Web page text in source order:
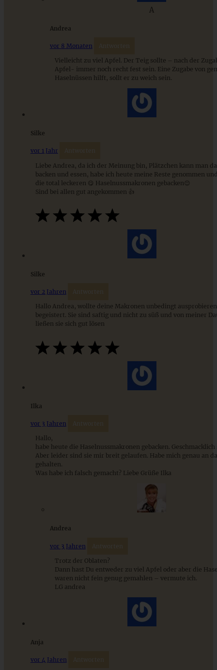
Einfache Cranberry-Orangen-Plätzchen – fruchtig,
buttrig, perfekt für die Winterzeit
Nikolaus-Plätzchen – Santa Claus Cookies
Cinnamon Roll Cookies – Zimtschnecken-Plätzchen
Cremiges Lemon Posset - die einfachste Zitronencreme in
nur 10 Minuten
ZUM BEITRAG
Stracciatella-Quarkcreme mit Kirschgrütze - einfaches
Dessert im Glas
Mediterran gewürztes Gemüse auf cremigem Tahini-
A
Andrea
vor 8 Monaten Antworten
Vielleicht zu viel Apfel. Der Teig sollte – nach der
Apfel- immer noch recht fest sein. Eine Zugabe von
Haselnüssen hilft, sollt er zu weich sein.
Silke
vor 1 Jahr Antworten
Liebe Andrea, da ich der Meinung bin, Plätzchen kann man
backen und essen, habe ich heute meine Reste genommen
die total leckeren 😋 Haselnussmakronen gebacken😊
Sind bei allen gut angekommen 👍
Silke
vor 2 Jahren Antworten
Hallo Andrea, wollte deine Makronen unbedingt
begeistert. Sie sind saftig und nicht zu süß und von meiner
ließen sie sich gut lösen
Ilka
vor 3 Jahren Antworten
Hallo,
habe heute die Haselnussmakronen gebacken.
Aber leider sind sie mir breit gelaufen. Habe mich genau an
gehalten.
Was habe ich falsch gemacht? Liebe Grüße Ilka
Andrea
vor 3 Jahren Antworten
Trotz der Oblaten?
Dann hast Du entweder zu viel Apfel oder aber die
waren nicht fein genug gemahlen – vermute ich.
LG andrea
Anja
vor 4 Jahren Antworten